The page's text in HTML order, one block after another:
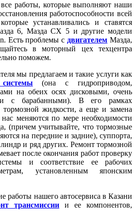
работы, которые выполняют наши
работоспособности всей
устанавливались и ставятся
6, Мазда СХ 5 и другие модели
Есть проблемы с двигателем Мазда,
в моторный цех техцентра
поможем.
мы предлагаем и такие услуги как
(она с гидроприводом,
на обеих осях дисковыми, очень
с барабанными). В его рамках
тормозной жидкости, а еще и замена
меняются по мере необходимости
(причем учитывайте, что тормозные
на передние и задние), суппорта,
и ряд других. Ремонт тормозной
после окончания работ проверку
и соответствие ее рабочих
установленным японским
работы нашего автосервиса в Казани
трансмиссии и ее компонентов,